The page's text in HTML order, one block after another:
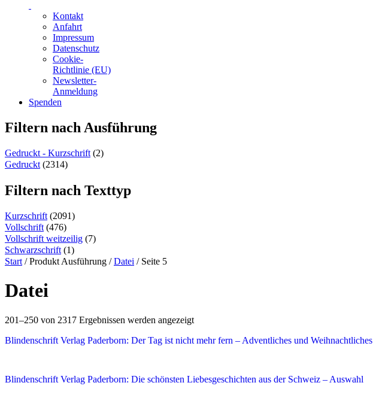
Kontakt
Anfahrt
Impressum
Datenschutz
Cookie-
Richtlinie (EU)
Newsletter-
Anmeldung
Spenden
Skip
to
Filtern nach Ausführung
Gedruckt - Kurzschrift (2)
Gedruckt (2314)
Filtern nach Texttyp
Kurzschrift (2091)
Vollschrift (476)
Vollschrift weitzeilig (7)
Schwarzschrift (1)
Start / Produkt Ausführung /Datei / Seite 5
Datei
201–250 von 2317 Ergebnissen werden angezeigt
Blindenschrift Verlag Paderborn: Der Tag ist nicht mehr fern – Adventliches und Weihnachtliches
Blindenschrift Verlag Paderborn: Die schönsten Liebesgeschichten aus der Schweiz – Auswahl